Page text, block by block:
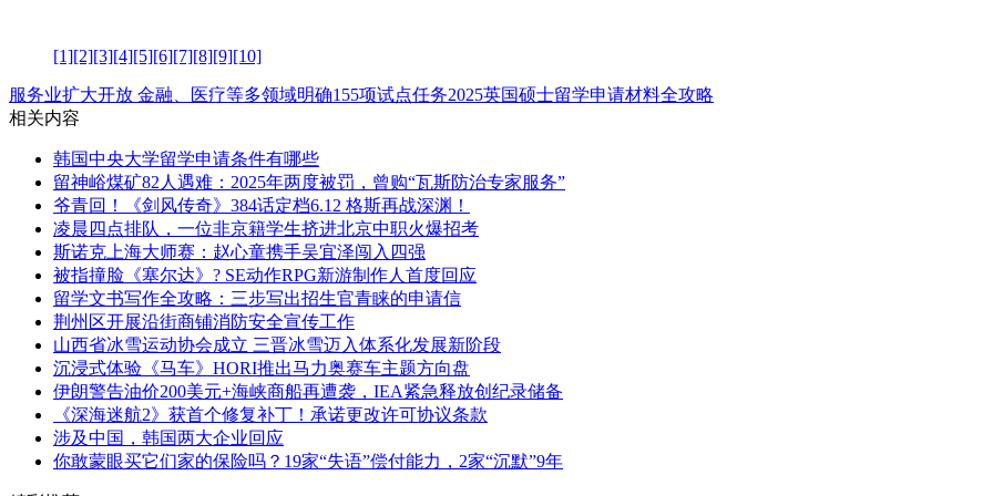
[1][2][3][4][5][6][7][8][9][10]
服务业扩大开放 金融、医疗等多领域明确155项试点任务2025英国硕士留学申请材料全攻略
相关内容
韩国中央大学留学申请条件有哪些
留神峪煤矿82人遇难：2025年两度被罚，曾购“瓦斯防治专家服务”
爷青回！《剑风传奇》384话定档6.12 格斯再战深渊！
凌晨四点排队，一位非京籍学生挤进北京中职火爆招考
斯诺克上海大师赛：赵心童携手吴宜泽闯入四强
被指撞脸《塞尔达》? SE动作RPG新游制作人首度回应
留学文书写作全攻略：三步写出招生官青睐的申请信
荆州区开展沿街商铺消防安全宣传工作
山西省冰雪运动协会成立 三晋冰雪迈入体系化发展新阶段
沉浸式体验《马车》HORI推出马力奥赛车主题方向盘
伊朗警告油价200美元+海峡商船再遭袭，IEA紧急释放创纪录储备
《深海迷航2》获首个修复补丁！承诺更改许可协议条款
涉及中国，韩国两大企业回应
你敢蒙眼买它们家的保险吗？19家“失语”偿付能力，2家“沉默”9年